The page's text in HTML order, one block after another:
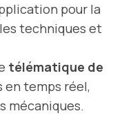
pour la
techniques et
télématique de
temps réel,
mécaniques.